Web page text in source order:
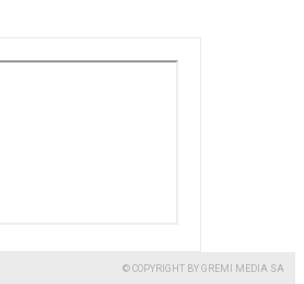
© COPYRIGHT BY GREMI MEDIA SA